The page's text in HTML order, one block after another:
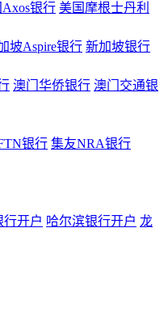
银行 美国摩根士丹利
坡Aspire银行 新加坡银行
澳门华侨银行 澳门交通银
银行 集友NRA银行
行开户 哈尔滨银行开户 龙